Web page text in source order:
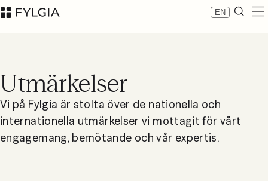
EN
Nyheter
Om Fylgia
Karriär
Hållbarhet
Kontakta oss
Utmärkelser
Vi på Fylgia är stolta över de nationella och
internationella utmärkelser vi mottagit för vårt
engagemang, bemötande och vår expertis.